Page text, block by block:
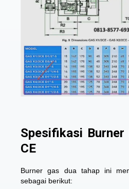
Spesifikasi Burner
CE
Burner gas dua tahap ini
sebagai berikut: